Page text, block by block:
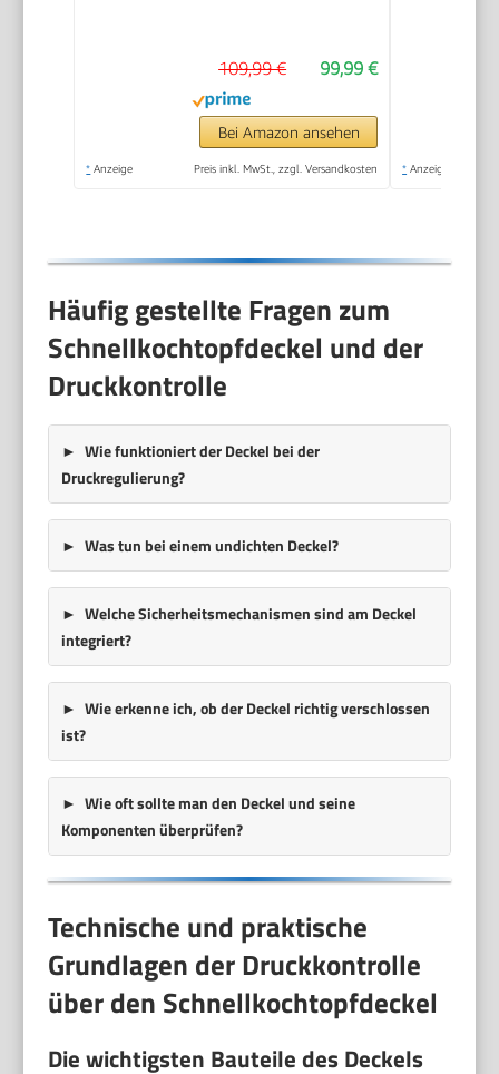
99,99 €
109,99 €
Bei Amazon ansehen
* Anzeige Preis inkl. MwSt., zzgl. Versandkosten * Anzeige
Häufig gestellte Fragen zum
Schnellkochtopfdeckel und der
Druckkontrolle
Wie funktioniert der Deckel bei der
Druckregulierung?
Was tun bei einem undichten Deckel?
Welche Sicherheitsmechanismen sind am Deckel
integriert?
Wie erkenne ich, ob der Deckel richtig verschlossen
ist?
Wie oft sollte man den Deckel und seine
Komponenten überprüfen?
Technische und praktische
Grundlagen der Druckkontrolle
über den Schnellkochtopfdeckel
Die wichtigsten Bauteile des Deckels